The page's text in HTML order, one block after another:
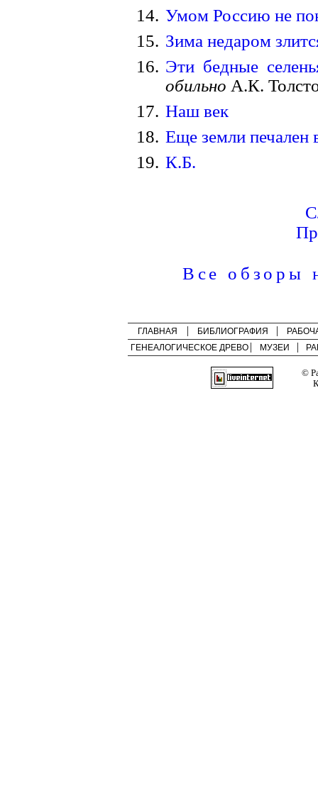
Умом Россию не
Зима недаром
Эти бедные
обильно А.К.
Наш век
Еще земли печален
К.Б.
Все обзоры
ГЛАВНАЯ БИБЛИОГРАФИЯ
ГЕНЕАЛОГИЧЕСКОЕ ДРЕВО
МУЗЕИ
©